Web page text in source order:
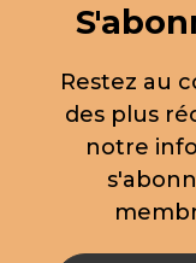
Restez au
des plus
notre